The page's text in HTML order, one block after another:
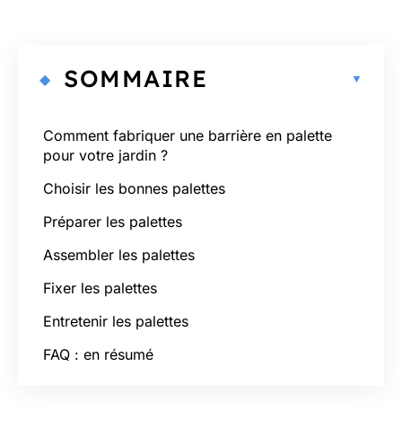
SOMMAIRE
Comment fabriquer une barrière en palette
pour votre jardin ?
Choisir les bonnes palettes
Préparer les palettes
Assembler les palettes
Fixer les palettes
Entretenir les palettes
FAQ : en résumé